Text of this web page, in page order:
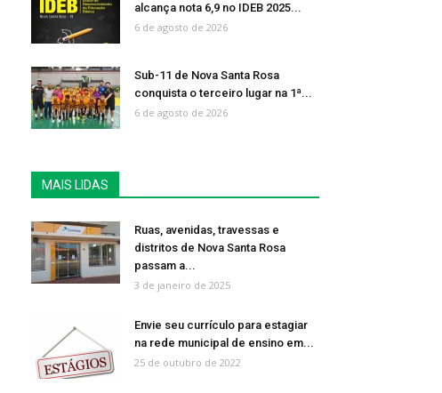
alcança nota 6,9 no IDEB 2025...
6 de agosto de 2026
Sub-11 de Nova Santa Rosa
conquista o terceiro lugar na 1ª...
6 de agosto de 2026
MAIS LIDAS
Ruas, avenidas, travessas e
distritos de Nova Santa Rosa
passam a...
3 de janeiro de 2025
Envie seu currículo para estagiar
na rede municipal de ensino em...
25 de outubro de 2022